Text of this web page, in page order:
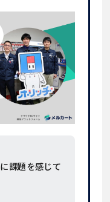
課題を感じて